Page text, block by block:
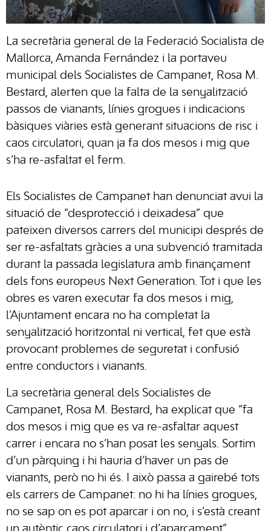
La secretària general de la Federació Socialista de
Mallorca, Amanda Fernández i la portaveu
municipal dels Socialistes de Campanet, Rosa M.
Bestard, alerten que la falta de la senyalització
passos de vianants, línies grogues i indicacions
bàsiques viàries està generant situacions de risc i
caos circulatori, quan ja fa dos mesos i mig que
s’ha re-asfaltat el ferm.
Els Socialistes de Campanet han denunciat avui la
situació de “desprotecció i deixadesa” que
pateixen diversos carrers del municipi després de
ser re-asfaltats gràcies a una subvenció tramitada
durant la passada legislatura amb finançament
dels fons europeus Next Generation. Tot i que les
obres es varen executar fa dos mesos i mig,
l’Ajuntament encara no ha completat la
senyalització horitzontal ni vertical, fet que està
provocant problemes de seguretat i confusió
entre conductors i vianants.
La secretària general dels Socialistes de
Campanet, Rosa M. Bestard, ha explicat que “fa
dos mesos i mig que es va re-asfaltar aquest
carrer i encara no s’han posat les senyals. Sortim
d’un pàrquing i hi hauria d’haver un pas de
vianants, però no hi és. I això passa a gairebé tots
els carrers de Campanet: no hi ha línies grogues,
no se sap on es pot aparcar i on no, i s’està creant